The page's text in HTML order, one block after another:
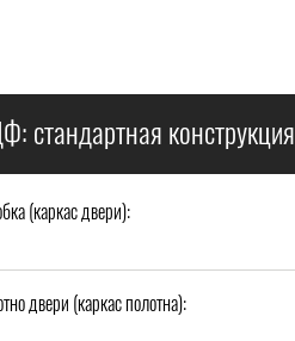
стандартная конструкция
(каркас двери):
двери (каркас полотна):